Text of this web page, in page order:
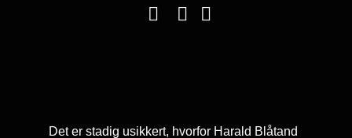
Det er stadig usikkert, hvorfor Harald Blåtand